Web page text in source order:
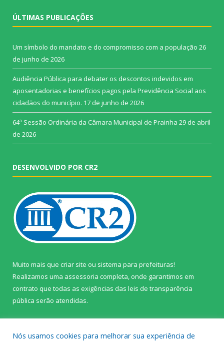
ÚLTIMAS PUBLICAÇÕES
Um símbolo do mandato e do compromisso com a população 26
de junho de 2026
Audiência Pública para debater os descontos indevidos em
aposentadorias e benefícios pagos pela Previdência Social aos
cidadãos do município. 17 de junho de 2026
64ª Sessão Ordinária da Câmara Municipal de Prainha 29 de abril
de 2026
DESENVOLVIDO POR CR2
Muito mais que criar site ou sistema para prefeituras!
Realizamos uma assessoria completa, onde garantimos em
contrato que todas as exigências das leis de transparência
pública serão atendidas.
Nós usamos cookies para melhorar sua experiência de